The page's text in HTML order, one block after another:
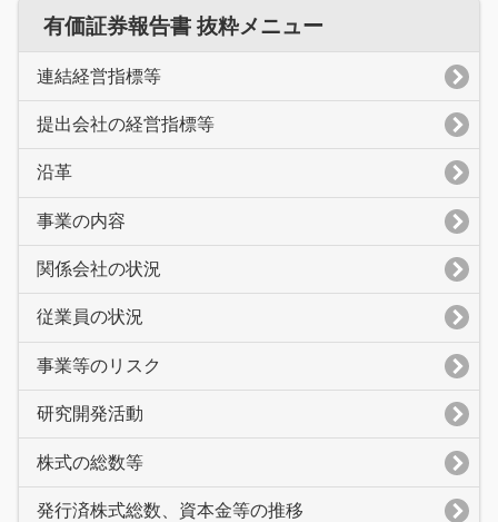
有価証券報告書 抜粋メニュー
連結経営指標等
提出会社の経営指標等
沿革
事業の内容
関係会社の状況
従業員の状況
事業等のリスク
研究開発活動
株式の総数等
発行済株式総数、資本金等の推移